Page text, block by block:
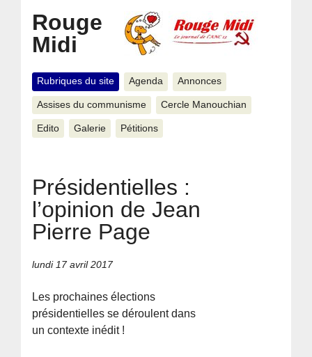
Rouge
Midi
Rubriques du site Agenda Annonces
Assises du communisme Cercle Manouchian
Edito Galerie Pétitions
Présidentielles :
l’opinion de Jean
Pierre Page
lundi 17 avril 2017
Les prochaines élections
présidentielles se déroulent dans
un contexte inédit !